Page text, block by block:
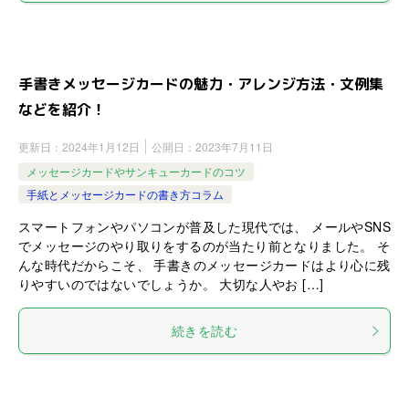
手書きメッセージカードの魅力・アレンジ方法・文例集
などを紹介！
更新日： 2024年1月12日 公開日： 2023年7月11日
メッセージカードやサンキューカードのコツ
手紙とメッセージカードの書き方コラム
スマートフォンやパソコンが普及した現代では、 メールやSNS
でメッセージのやり取りをするのが当たり前となりました。 そ
んな時代だからこそ、 手書きのメッセージカードはより心に残
りやすいのではないでしょうか。 大切な人やお […]
続きを読む